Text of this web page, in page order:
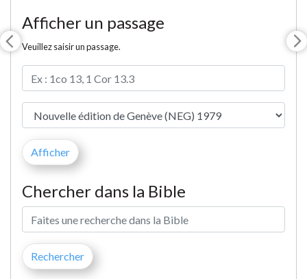
Afficher un passage
Veuillez saisir un passage.
Chercher dans la Bible